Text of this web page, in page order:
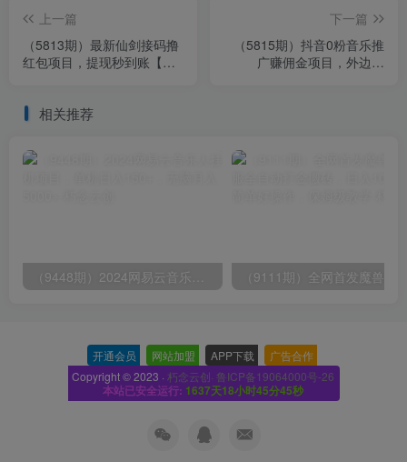
上一篇
（5813期）最新仙剑接码撸
红包项目，提现秒到账【软
下一篇
（5815期）抖音0粉音乐推
广赚佣金项目，外边割
相关推荐
开通会员 网站加盟 APP下载 广告合作
Copyright © 2023 · 朽念云创· 鲁ICP备19064000号-26
本站已安全运行: 1637天18小时45分46秒